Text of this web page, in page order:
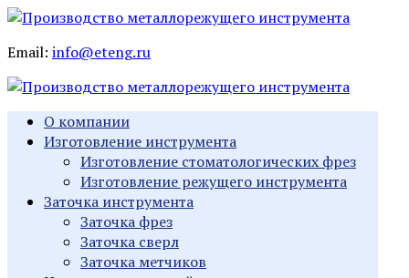
Email: info@eteng.ru
О компании
Изготовление инструмента
Изготовление стоматологических фрез
Изготовление режущего инструмента
Заточка инструмента
Заточка фрез
Заточка сверл
Заточка метчиков